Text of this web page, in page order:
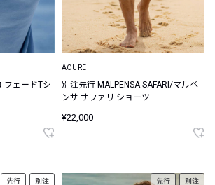
フェードTシ
AOURE
別注先行 MALPENSA SAFARI/マルペ
ンサ サファリ ショーツ
¥22,000
先行 別注 先行 別注